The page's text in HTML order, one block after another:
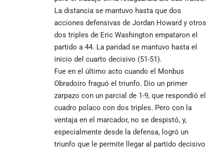
La distancia se mantuvo hasta que dos
acciones defensivas de Jordan Howard y otros
dos triples de Eric Washington empataron el
partido a 44. La paridad se mantuvo hasta el
inicio del cuarto decisivo (51-51).
Fue en el último acto cuando el Monbus
Obradoiro fraguó el triunfo. Dio un primer
zarpazo con un parcial de 1-9, que respondió el
cuadro polaco con dos triples. Pero con la
ventaja en el marcador, no se despistó, y,
especialmente desde la defensa, logró un
triunfo que le permite llegar al partido decisivo